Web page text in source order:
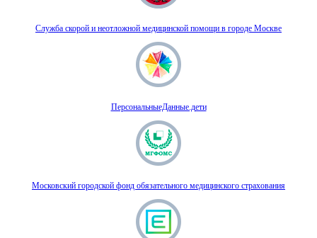
Служба скорой и неотложной медицинской помощи в городе Москве
ПерсональныеДанные.дети
Московский городской фонд обязательного медицинского страхования